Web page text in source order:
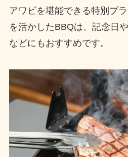
アワビを堪能できる特別プ
を活かしたBBQは、記念日
などにもおすすめです。